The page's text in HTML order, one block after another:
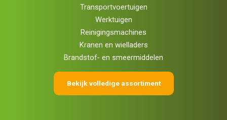
Transportvoertuigen
Werktuigen
Reinigingsmachines
Kranen en wielladers
Brandstof- en smeermiddelen
Bekijk volledige assortiment